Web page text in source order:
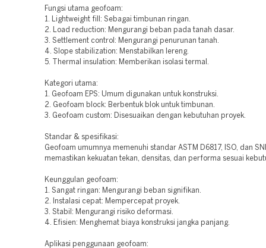
Fungsi utama geofoam:
1. Lightweight fill: Sebagai timbunan ringan.
2. Load reduction: Mengurangi beban pada tanah dasar.
3. Settlement control: Mengurangi penurunan tanah.
4. Slope stabilization: Menstabilkan lereng.
5. Thermal insulation: Memberikan isolasi termal.
Kategori utama:
1. Geofoam EPS: Umum digunakan untuk konstruksi.
2. Geofoam block: Berbentuk blok untuk timbunan.
3. Geofoam custom: Disesuaikan dengan kebutuhan proyek.
Standar & spesifikasi:
Geofoam umumnya memenuhi standar ASTM D6817, ISO, dan
memastikan kekuatan tekan, densitas, dan performa sesuai
Keunggulan geofoam:
1. Sangat ringan: Mengurangi beban signifikan.
2. Instalasi cepat: Mempercepat proyek.
3. Stabil: Mengurangi risiko deformasi.
4. Efisien: Menghemat biaya konstruksi jangka panjang.
Aplikasi penggunaan geofoam: